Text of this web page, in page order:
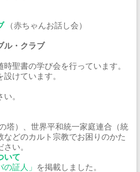
（赤ちゃんお話し会）
ル・クラブ
時聖書の学び会を行っています。
けています。
。
塔）、世界平和統一家庭連合（統
などのカルト宗教でお困りのかた
い。
いて
証人」 を掲載しました。